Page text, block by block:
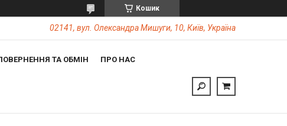
Кошик
02141, вул. Олександра Мишуги, 10, Київ, Україна
ТА ОБМІН ПРО НАС